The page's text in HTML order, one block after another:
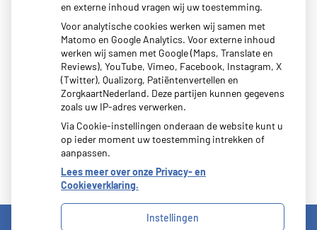
Zoeken
of zoek op lichaam
Betrouwbare informatie over ziekte en gezondheid
en externe inhoud vragen wij uw toestemming.
Voor analytische cookies werken wij samen met
Matomo en Google Analytics. Voor externe inhoud
werken wij samen met Google (Maps, Translate en
Reviews), YouTube, Vimeo, Facebook, Instagram, X
(Twitter), Qualizorg, Patiëntenvertellen en
ZorgkaartNederland. Deze partijen kunnen gegevens
zoals uw IP-adres verwerken.
Via Cookie-instellingen onderaan de website kunt u
op ieder moment uw toestemming intrekken of
aanpassen.
Lees meer over onze Privacy- en
Cookieverklaring.
Instellingen